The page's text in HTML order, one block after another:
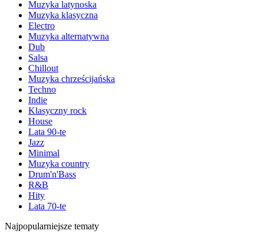
Muzyka latynoska
Muzyka klasyczna
Electro
Muzyka alternatywna
Dub
Salsa
Chillout
Muzyka chrześcijańska
Techno
Indie
Klasyczny rock
House
Lata 90-te
Jazz
Minimal
Muzyka country
Drum'n'Bass
R&B
Hity
Lata 70-te
Najpopularniejsze tematy